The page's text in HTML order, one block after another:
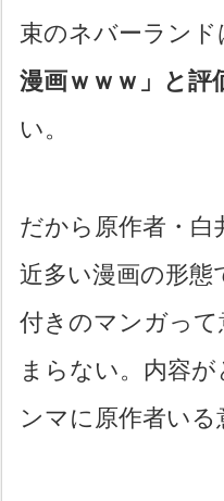
束のネバーランド
漫画ｗｗｗ」と評
い。
だから原作者・
近多い漫画の形態
付きのマンガっ
まらない。内容
ンマに原作者いる